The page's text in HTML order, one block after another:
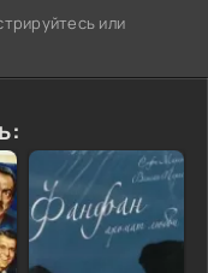
или